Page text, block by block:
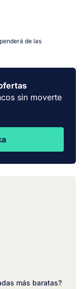
de las
sin moverte
más baratas?